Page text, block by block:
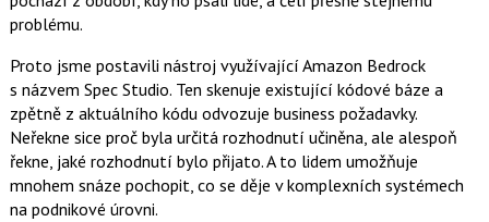
problému.
Proto jsme postavili nástroj využívající Amazon Bedrock
s názvem Spec Studio. Ten skenuje existující kódové báze a
zpětně z aktuálního kódu odvozuje business požadavky.
Neřekne sice proč byla určitá rozhodnutí učiněna, ale alespoň
řekne, jaké rozhodnutí bylo přijato. A to lidem umožňuje
mnohem snáze pochopit, co se děje v komplexních systémech
na podnikové úrovni.